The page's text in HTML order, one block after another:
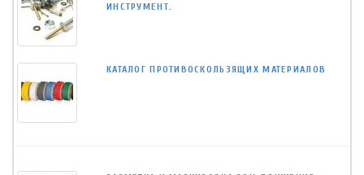
ИНСТРУМЕНТ.
КАТАЛОГ ПРОТИВОСКОЛЬЗЯЩИХ МАТЕРИАЛОВ